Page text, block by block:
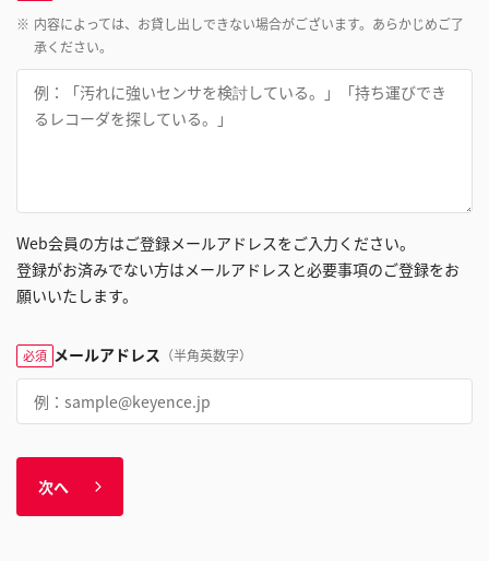
※ 内容によっては、お貸し出しできない場合がございます。あらかじめご了
承ください。
Web会員の方はご登録メールアドレスをご入力ください。
登録がお済みでない方はメールアドレスと必要事項のご登録をお
願いいたします。
必須 メールアドレス （半角英数字）
次へ